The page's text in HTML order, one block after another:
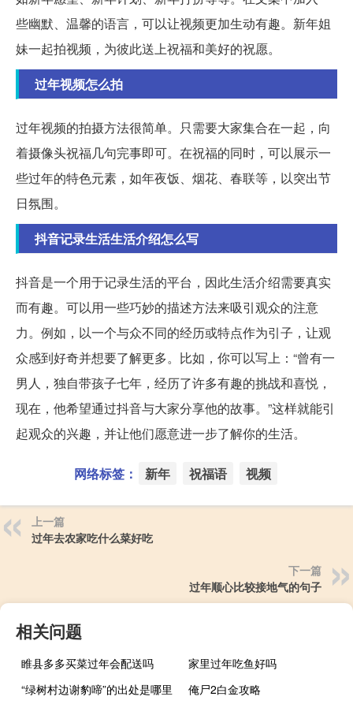
些幽默、温馨的语言，可以让视频更加生动有趣。新年姐
妹一起拍视频，为彼此送上祝福和美好的祝愿。
过年视频怎么拍
过年视频的拍摄方法很简单。只需要大家集合在一起，向
着摄像头祝福几句完事即可。在祝福的同时，可以展示一
些过年的特色元素，如年夜饭、烟花、春联等，以突出节
日氛围。
抖音记录生活生活介绍怎么写
抖音是一个用于记录生活的平台，因此生活介绍需要真实
而有趣。可以用一些巧妙的描述方法来吸引观众的注意
力。例如，以一个与众不同的经历或特点作为引子，让观
众感到好奇并想要了解更多。比如，你可以写上：“曾有一
男人，独自带孩子七年，经历了许多有趣的挑战和喜悦，
现在，他希望通过抖音与大家分享他的故事。”这样就能引
起观众的兴趣，并让他们愿意进一步了解你的生活。
网络标签： 新年 祝福语 视频
上一篇
过年去农家吃什么菜好吃
下一篇
过年顺心比较接地气的句子
相关问题
睢县多多买菜过年会配送吗
家里过年吃鱼好吗
“绿树村边谢豹啼”的出处是哪里
俺尸2白金攻略